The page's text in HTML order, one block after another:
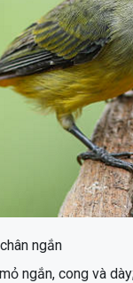
ngắn
ngắn, cong và